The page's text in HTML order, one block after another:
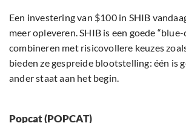
Een investering van $100 in SHIB
meer opleveren. SHIB is een goede
combineren met risicovollere keuzes
bieden ze gespreide blootstelling: één is
ander staat aan het begin.
Popcat (POPCAT)